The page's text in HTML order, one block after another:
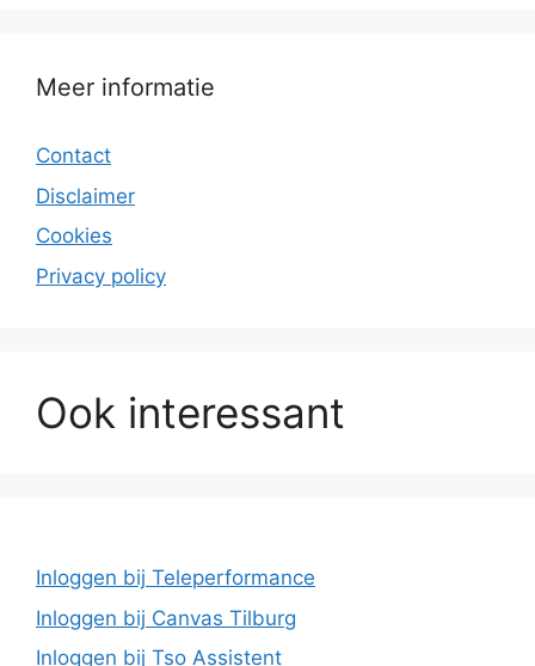
Meer informatie
Contact
Disclaimer
Cookies
Privacy policy
Ook interessant
Inloggen bij Teleperformance
Inloggen bij Canvas Tilburg
Inloggen bij Tso Assistent